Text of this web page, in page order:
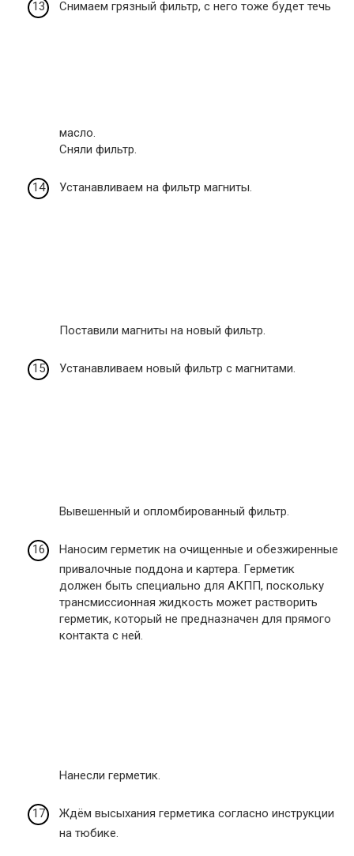
Снимаем грязный фильтр, с него тоже будет течь
масло.
Сняли фильтр.
Устанавливаем на фильтр магниты.
Поставили магниты на новый фильтр.
Устанавливаем новый фильтр с магнитами.
Вывешенный и опломбированный фильтр.
Наносим герметик на очищенные и обезжиренные
привалочные поддона и картера. Герметик
должен быть специально для АКПП, поскольку
трансмиссионная жидкость может растворить
герметик, который не предназначен для прямого
контакта с ней.
Нанесли герметик.
Ждём высыхания герметика согласно инструкции
на тюбике.